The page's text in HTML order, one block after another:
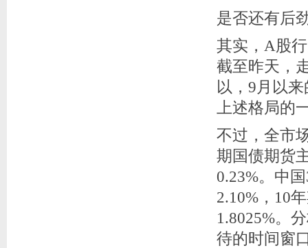
是否还有后
其实，A股
截至昨天，
以，9月以
上述格局的
不过，全市
期国债期货
0.23%。中
2.10%，10
1.8025%。
待的时间窗